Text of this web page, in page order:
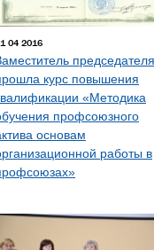
04 2016
председателя
курс повышения
«Методика
профсоюзного
основам
работы в